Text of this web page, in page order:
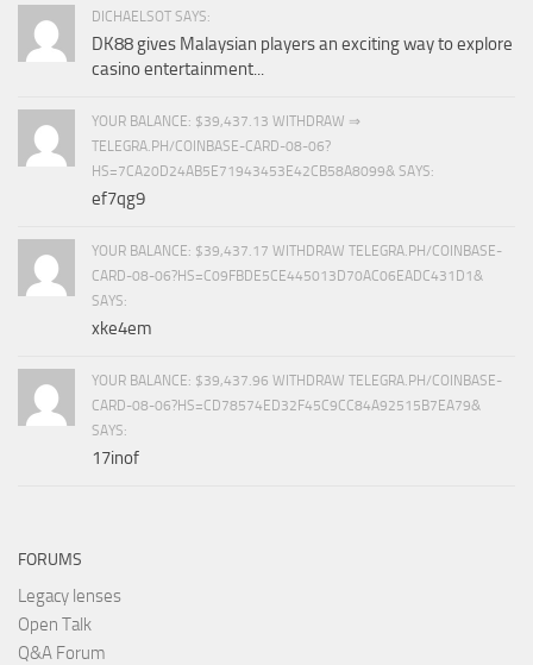
DICHAELSOT SAYS:
DK88 gives Malaysian players an exciting way to explore
casino entertainment...
YOUR BALANCE: $39,437.13 WITHDRAW ⇒
TELEGRA.PH/COINBASE-CARD-08-06?
HS=7CA20D24AB5E71943453E42CB58A8099& SAYS:
ef7qg9
YOUR BALANCE: $39,437.17 WITHDRAW TELEGRA.PH/COINBASE-
CARD-08-06?HS=C09FBDE5CE445013D70AC06EADC431D1&
SAYS:
xke4em
YOUR BALANCE: $39,437.96 WITHDRAW TELEGRA.PH/COINBASE-
CARD-08-06?HS=CD78574ED32F45C9CC84A92515B7EA79&
SAYS:
17inof
FORUMS
Legacy lenses
Open Talk
Q&A Forum